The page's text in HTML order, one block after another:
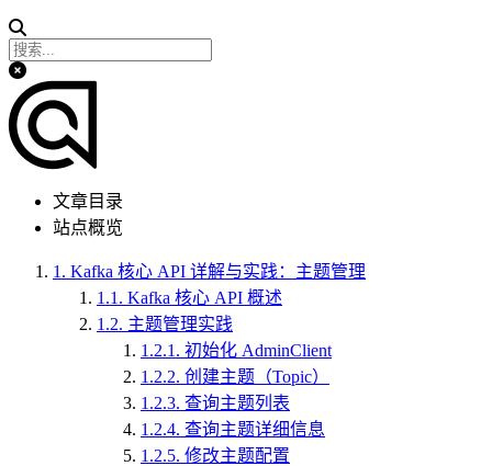
文章目录
站点概览
1. Kafka 核心 API 详解与实践：主题管理
1.1. Kafka 核心 API 概述
1.2. 主题管理实践
1.2.1. 初始化 AdminClient
1.2.2. 创建主题（Topic）
1.2.3. 查询主题列表
1.2.4. 查询主题详细信息
1.2.5. 修改主题配置